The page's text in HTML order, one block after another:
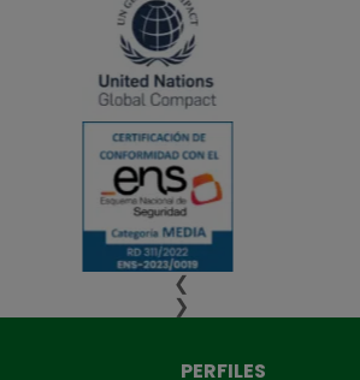
❮
❯
PERFILES